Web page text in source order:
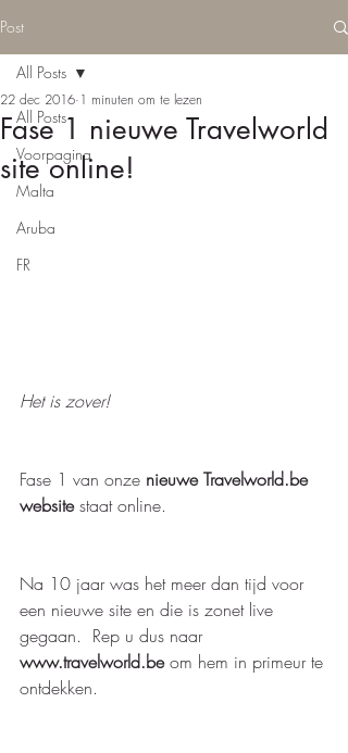
Post
All Posts
Voorpagina
Malta
Aruba
FR
All Posts
Fase 1 nieuwe Travelworld
site online!
22 dec 2016 1 minuten om te lezen
Het is zover!
Fase 1 van onze nieuwe Travelworld.be
website staat online.
Na 10 jaar was het meer dan tijd voor
een nieuwe site en die is zonet live
gegaan.  Rep u dus naar
www.travelworld.be om hem in primeur te
ontdekken.